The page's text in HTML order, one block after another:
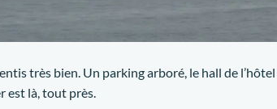
très bien. Un parking arboré, le hall de
est là, tout près.